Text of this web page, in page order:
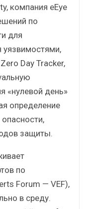
компания eEye
по
для
уязвимостями,
Day Tracker,
«нулевой день»
определение
защиты.
по
Forum — VEF),
в среду.